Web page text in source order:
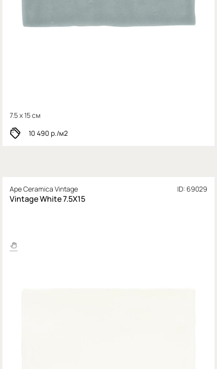
7.5 x 15 см
10 490 р./м2
Ape Ceramica Vintage ID: 69029
Vintage White 7.5X15